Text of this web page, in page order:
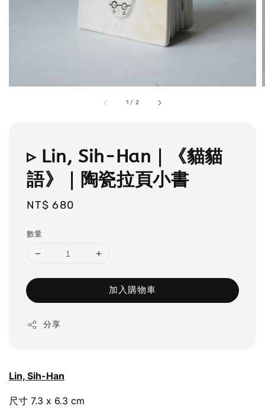
1 / 2
▹ Lin, Sih-Han｜《貓貓
語》｜陶瓷拉頁小書
Regular
NT$ 680
數量
加入購物車
分享
Lin, Sih-Han
尺寸 7.3 x 6.3 cm